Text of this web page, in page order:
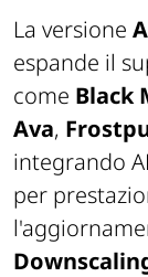
La versione
espande il
come Black
Ava,
integrando
per